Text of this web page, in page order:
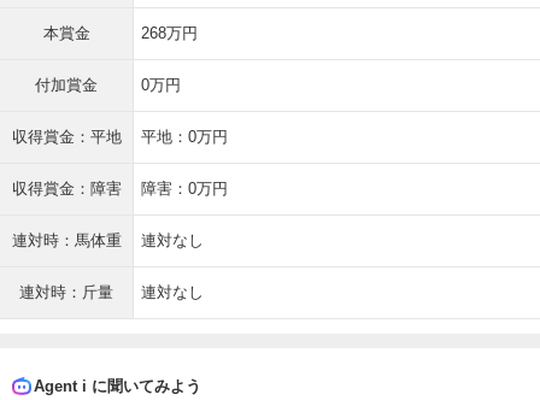
本賞金 268万円
付加賞金 0万円
収得賞金：平地 平地：0万円
収得賞金：障害 障害：0万円
連対時：馬体重 連対なし
連対時：斤量 連対なし
Agent i に聞いてみよう